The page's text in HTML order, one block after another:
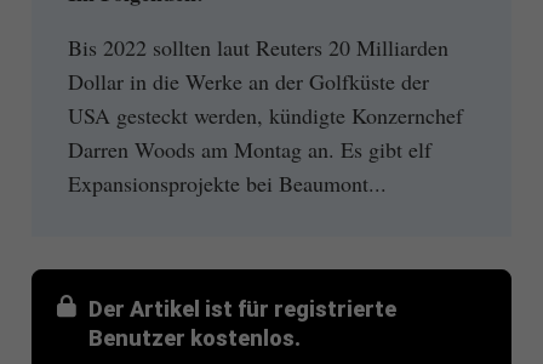
Bis 2022 sollten laut Reuters 20 Milliarden
Dollar in die Werke an der Golfküste der
USA gesteckt werden, kündigte Konzernchef
Darren Woods am Montag an. Es gibt elf
Expansionsprojekte bei Beaumont...
Der Artikel ist für registrierte
Benutzer kostenlos.